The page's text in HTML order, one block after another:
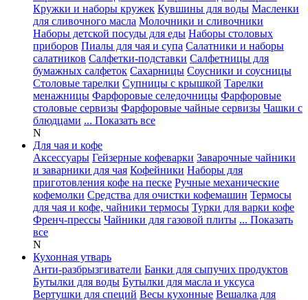
Кружки и наборы кружек Кувшины для воды Масленки
для сливочного масла Молочники и сливочники
Наборы детской посуды для еды Наборы столовых
приборов Пиалы для чая и супа Салатники и наборы
салатников Салфетки-подставки Салфетницы для
бумажных салфеток Сахарницы Соусники и соусницы
Столовые тарелки Супницы с крышкой Тарелки
менажницы Фарфоровые селедочницы Фарфоровые
столовые сервизы Фарфоровые чайные сервизы Чашки с
блюдцами ... Показать все
N
Для чая и кофе
Аксессуары Гейзерные кофеварки Заварочные чайники
и заварники для чая Кофейники Наборы для
приготовления кофе на песке Ручные механические
кофемолки Средства для очистки кофемашин Термосы
для чая и кофе, чайники термосы Турки для варки кофе
Френч-прессы Чайники для газовой плиты ... Показать
все
N
Кухонная утварь
Анти-разбрызгиватели Банки для сыпучих продуктов
Бутылки для воды Бутылки для масла и уксуса
Вертушки для специй Весы кухонные Вешалка для